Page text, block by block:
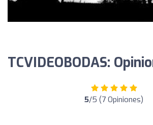
TCVIDEOBODAS:
5/5 (7 Opiniones)